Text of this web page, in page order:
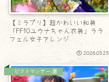
【ミラプリ】超かわいい和装
「FF10ユウナちゃん衣装」ララ
フェル女子アレンジ
2026.03.25
ピクトマンサー-筆